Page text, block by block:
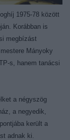
1975-78 között
Korábban is
megbízást
Mányoky
s, hanem tanácsi
a négyszög
a negyedik,
került a
adnak ki.